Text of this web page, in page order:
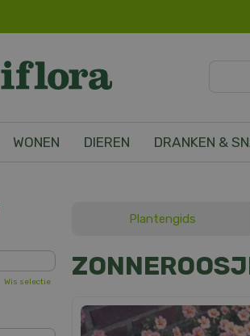
WONEN DIEREN DRANKEN &
Plantengids
Wis selectie